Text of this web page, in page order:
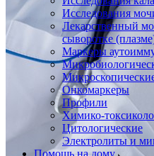
Исследования
Лекарственный
сыворотке
Маркеры
Онкомаркеры
Профили
Химико-
Цитологические
Электролиты и
Помощь на дому